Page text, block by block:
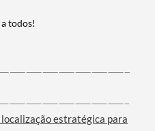
todos!
estratégica para